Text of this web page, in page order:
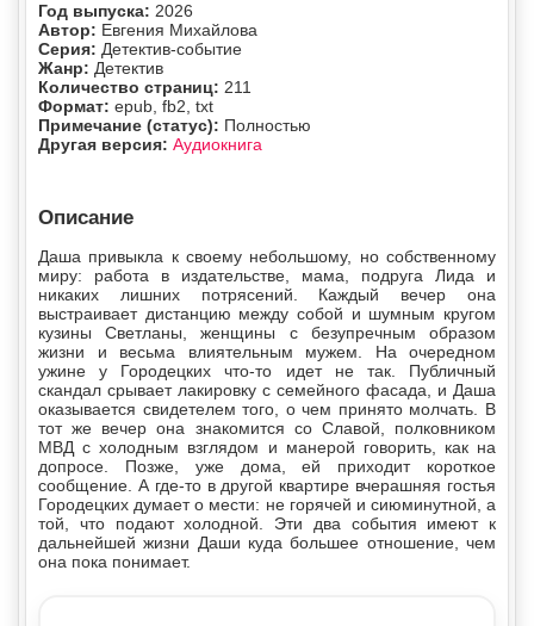
Год выпуска: 2026
Автор: Евгения Михайлова
Серия: Детектив-событие
Жанр: Детектив
Количество страниц: 211
Формат: epub, fb2, txt
Примечание (статус): Полностью
Другая версия: Аудиокнига
Описание
Даша привыкла к своему небольшому, но собственному
миру: работа в издательстве, мама, подруга Лида и
никаких лишних потрясений. Каждый вечер она
выстраивает дистанцию между собой и шумным кругом
кузины Светланы, женщины с безупречным образом
жизни и весьма влиятельным мужем. На очередном
ужине у Городецких что-то идет не так. Публичный
скандал срывает лакировку с семейного фасада, и Даша
оказывается свидетелем того, о чем принято молчать. В
тот же вечер она знакомится со Славой, полковником
МВД с холодным взглядом и манерой говорить, как на
допросе. Позже, уже дома, ей приходит короткое
сообщение. А где-то в другой квартире вчерашняя гостья
Городецких думает о мести: не горячей и сиюминутной, а
той, что подают холодной. Эти два события имеют к
дальнейшей жизни Даши куда большее отношение, чем
она пока понимает.